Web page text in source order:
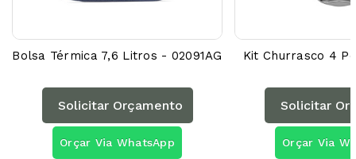
Bolsa Térmica 7,6 Litros - 02091AG
Solicitar Orçamento
Orçar Via WhatsApp
Kit Churrasco 4
Solicitar
Orçar Via